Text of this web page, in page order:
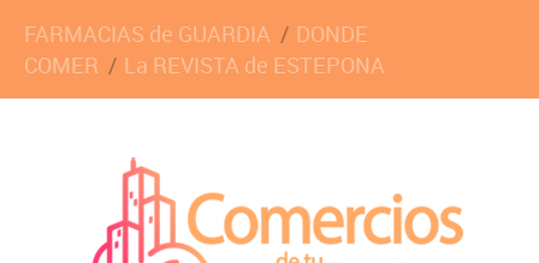
FARMACIAS de GUARDIA
DONDE
COMER
La REVISTA de ESTEPONA